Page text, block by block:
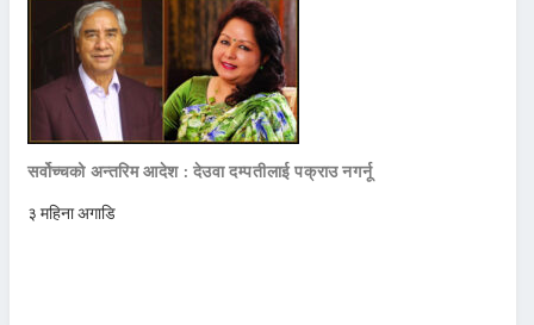
सर्वोच्चको अन्तरिम आदेश : देउवा दम्पतीलाई पक्राउ नगर्नू
३ महिना अगाडि